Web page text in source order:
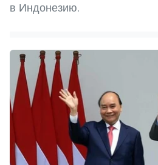
в Индонезию.